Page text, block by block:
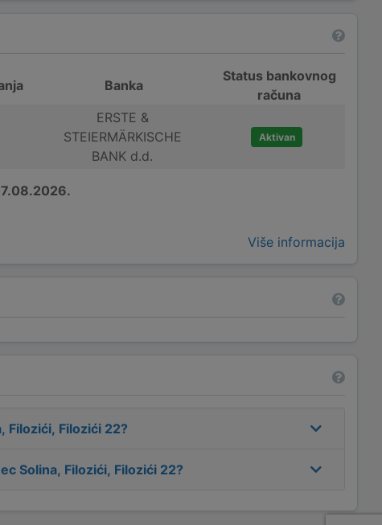
Banka
Status bankovnog
računa
ERSTE &
STEIERMÄRKISCHE
BANK d.d.
Aktivan
Više informacija
Filozići, Filozići 22?
Solina, Filozići, Filozići 22?